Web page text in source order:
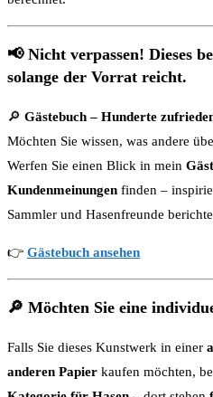
📢 Nicht verpassen! Dieses
solange der Vorrat reicht.
🔎 Gästebuch – Hunderte
Möchten Sie wissen, was andere
Werfen Sie einen Blick in mein
Kundenmeinungen finden –
Sammler und Hasenfreunde
👉 Gästebuch ansehen
🔎 Möchten Sie eine
Falls Sie dieses Kunstwerk in einer
anderen Papier kaufen möchten,